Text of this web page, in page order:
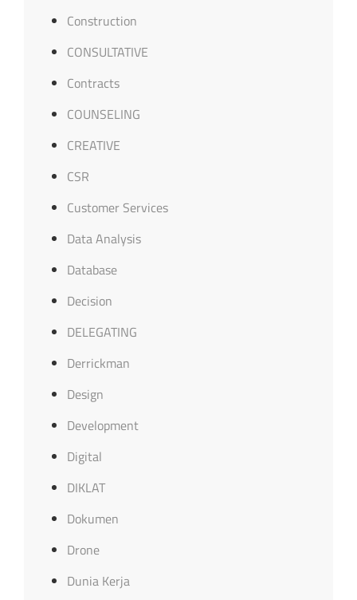
Construction
CONSULTATIVE
Contracts
COUNSELING
CREATIVE
CSR
Customer Services
Data Analysis
Database
Decision
DELEGATING
Derrickman
Design
Development
Digital
DIKLAT
Dokumen
Drone
Dunia Kerja